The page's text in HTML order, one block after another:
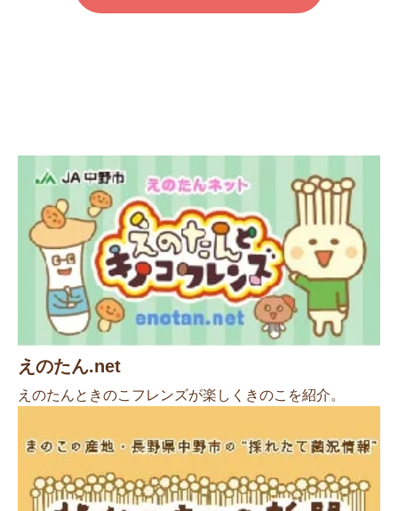
えのたん.net
えのたんときのこフレンズが楽しくきのこを紹介。